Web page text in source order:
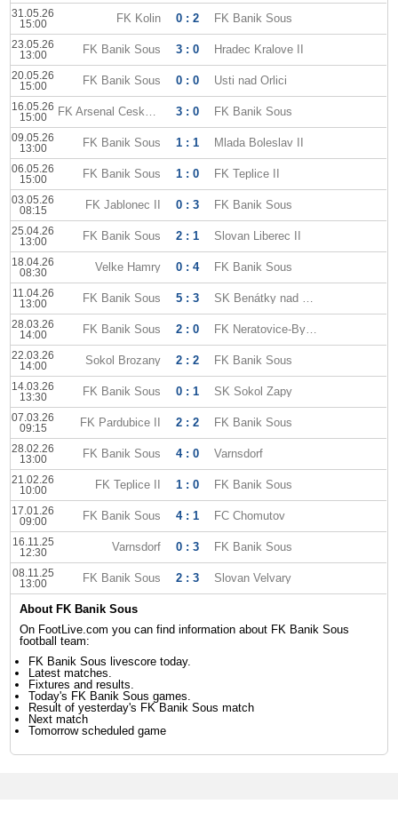
31.05.26
15:00
FK Kolin 0 : 2 FK Banik Sous
23.05.26
13:00
FK Banik Sous 3 : 0 Hradec Kralove II
20.05.26
15:00
FK Banik Sous 0 : 0 Usti nad Orlici
16.05.26
15:00
FK Arsenal Ceska Lipa 3 : 0 FK Banik Sous
09.05.26
13:00
FK Banik Sous 1 : 1 Mlada Boleslav II
06.05.26
15:00
FK Banik Sous 1 : 0 FK Teplice II
03.05.26
08:15
FK Jablonec II 0 : 3 FK Banik Sous
25.04.26
13:00
FK Banik Sous 2 : 1 Slovan Liberec II
18.04.26
08:30
Velke Hamry 0 : 4 FK Banik Sous
11.04.26
13:00
FK Banik Sous 5 : 3 SK Benátky nad Jizerou
28.03.26
14:00
FK Banik Sous 2 : 0 FK Neratovice-Byskovice
22.03.26
14:00
Sokol Brozany 2 : 2 FK Banik Sous
14.03.26
13:30
FK Banik Sous 0 : 1 SK Sokol Zapy
07.03.26
09:15
FK Pardubice II 2 : 2 FK Banik Sous
28.02.26
13:00
FK Banik Sous 4 : 0 Varnsdorf
21.02.26
10:00
FK Teplice II 1 : 0 FK Banik Sous
17.01.26
09:00
FK Banik Sous 4 : 1 FC Chomutov
16.11.25
12:30
Varnsdorf 0 : 3 FK Banik Sous
08.11.25
13:00
FK Banik Sous 2 : 3 Slovan Velvary
About FK Banik Sous
On FootLive.com you can find information about FK Banik Sous
football team:
FK Banik Sous livescore today.
Latest matches.
Fixtures and results.
Today's FK Banik Sous games.
Result of yesterday's FK Banik Sous match
Next match
Tomorrow scheduled game